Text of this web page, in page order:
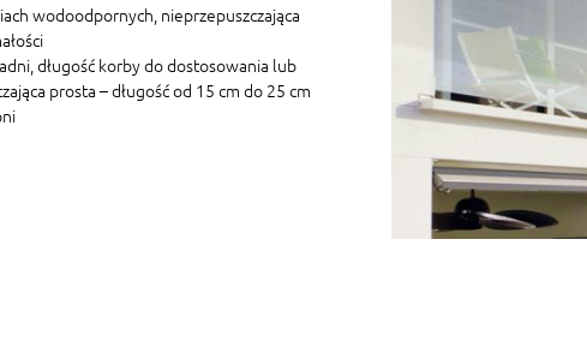
wodoodpornych, nieprzepuszczająca
długość korby do dostosowania lub
prosta – długość od 15 cm do 25 cm